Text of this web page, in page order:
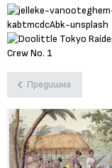
Предишна